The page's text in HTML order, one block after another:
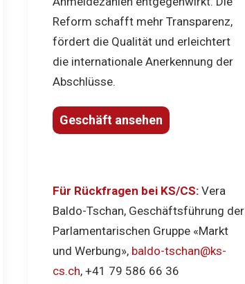
Reform schafft mehr Transparenz,
fördert die Qualität und erleichtert
die internationale Anerkennung der
Abschlüsse.
Geschäft ansehen
Für Rückfragen bei KS/CS: Vera
Baldo-Tschan, Geschäftsführung der
Parlamentarischen Gruppe «Markt
und Werbung», baldo-tschan@ks-
cs.ch, +41 79 586 66 36